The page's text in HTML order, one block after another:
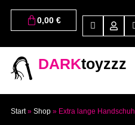
0,00 €
DARKtoyzzz
Start» Shop» Extra lange